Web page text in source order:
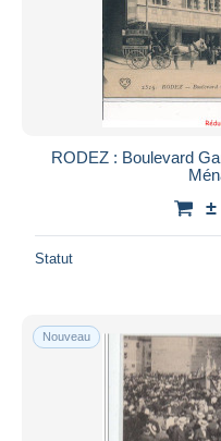
RODEZ : Boulevard
±
Statut
Nouveau